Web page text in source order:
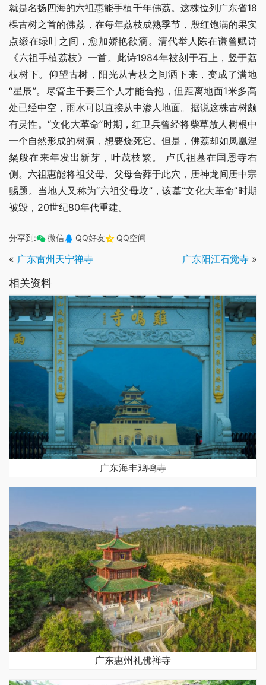
就是名扬四海的六祖惠能手植千年佛荔。这株位列广东省18
棵古树之首的佛荔，在每年荔枝成熟季节，殷红饱满的果实
点缀在绿叶之间，愈加娇艳欲滴。清代举人陈在谦曾赋诗
《六祖手植荔枝》一首。此诗1984年被刻于石上，竖于荔
枝树下。仰望古树，阳光从青枝之间洒下来，变成了满地
“星辰”。尽管主干要三个人才能合抱，但距离地面1米多高
处已经中空，雨水可以直接从中渗人地面。据说这株古树颇
有灵性。“文化大革命”时期，红卫兵曾经将柴草放人树根中
一个自然形成的树洞，想要烧死它。但是，佛荔却如凤凰涅
粲般在来年发出新芽，叶茂枝繁。 卢氏祖墓在国恩寺右
侧。六祖惠能将祖父母、父母合葬于此穴，唐神龙间唐中宗
赐题。当地人又称为“六祖父母坟”，该墓“文化大革命”时期
被毁，20世纪80年代重建。
分享到: 微信 QQ好友 QQ空间
« 广东雷州天宁禅寺 广东阳江石觉寺 »
相关资料
广东海丰鸡鸣寺
广东惠州礼佛禅寺